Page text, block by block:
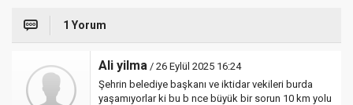
1 Yorum
Ali yilma / 26 Eylül 2025 16:24
Şehrin belediye başkanı ve iktidar vekileri burda
yaşamıyorlar ki bu b nce büyük bir sorun 10 km yolu